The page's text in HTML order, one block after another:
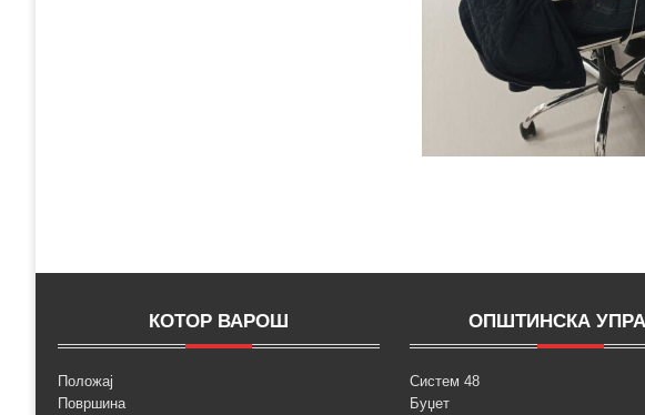
КОТОР ВАРОШ
Положај
Површина
ОПШТИНСКА
Систем 48
Буџет